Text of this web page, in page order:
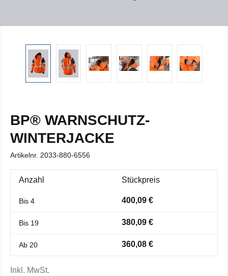
BP® WARNSCHUTZ-
WINTERJACKE
Artikelnr. 2033-880-6556
Anzahl Stückpreis
Bis 4 400,09 €
Bis 19 380,09 €
Ab 20 360,08 €
Inkl. MwSt.